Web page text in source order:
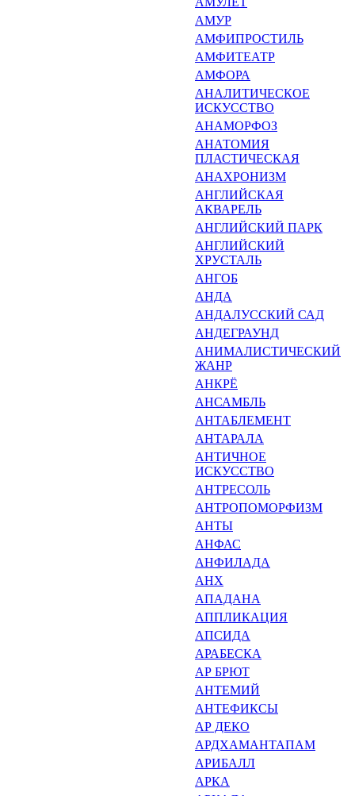
АМУР
АМФИПРОСТИЛЬ
АМФИТЕАТР
АМФОРА
АНАЛИТИЧЕСКОЕ
ИСКУССТ­ВО
АНАМОРФОЗ
АНАТОМИЯ
ПЛАСТИЧЕСКАЯ
АНАХРОНИЗМ
АНГЛИЙСКАЯ
АКВАРЕЛЬ
АНГЛИЙСКИЙ ПАРК
АНГЛИЙСКИЙ
ХРУСТАЛЬ
АНГОБ
АНДА
АНДАЛУССКИЙ САД
АНДЕГРАУНД
АНИМАЛИСТИЧЕСКИЙ
ЖАНР
АНКРЁ
АНСАМБЛЬ
АНТАБЛЕМЕНТ
АНТАРАЛА
АНТИЧНОЕ
ИСКУССТВО
АНТРЕСОЛЬ
АНТРОПОМОРФИЗМ
АНТЫ
АНФАС
АНФИЛАДА
АНХ
АПАДАНА
АППЛИКАЦИЯ
АПСИДА
АРАБЕСКА
АР БРЮТ
АНТЕМИЙ
АНТЕФИКСЫ
АР ДЕКО
АРДХАМАНТАПАМ
АРИБАЛЛ
АРКА